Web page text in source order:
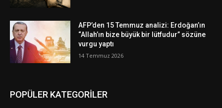
AFP’den 15 Temmuz analizi: Erdoğan’ın
“Allah’ın bize büyük bir lütfudur” sözüne
vurgu yaptı
14 Temmuz 2026
POPÜLER KATEGORİLER